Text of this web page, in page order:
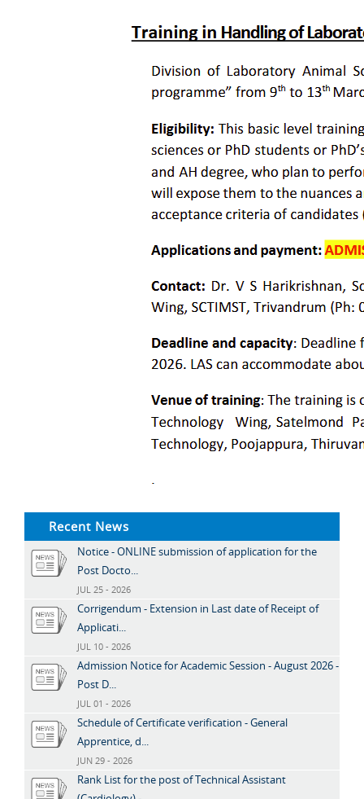
Recent News
Notice - ONLINE submission of application for the
Post Docto...
JUL 25 - 2026
Corrigendum - Extension in Last date of Receipt of
Applicati...
JUL 10 - 2026
Admission Notice for Academic Session - August 2026 -
Post D...
JUL 01 - 2026
Schedule of Certificate verification - General
Apprentice, d...
JUN 29 - 2026
Rank List for the post of Technical Assistant